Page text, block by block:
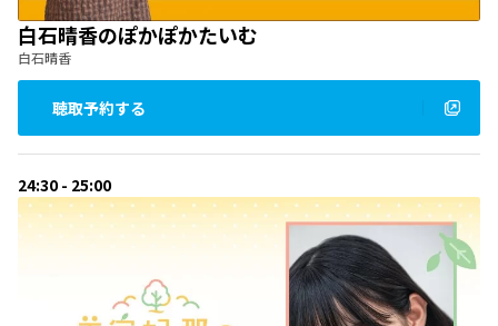
白石晴香のぽかぽかたいむ
白石晴香
聴取予約する
24:30 - 25:00